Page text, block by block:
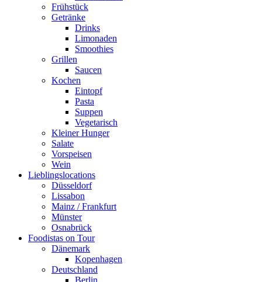
Frühstück
Getränke
Drinks
Limonaden
Smoothies
Grillen
Saucen
Kochen
Eintopf
Pasta
Suppen
Vegetarisch
Kleiner Hunger
Salate
Vorspeisen
Wein
Lieblingslocations
Düsseldorf
Lissabon
Mainz / Frankfurt
Münster
Osnabrück
Foodistas on Tour
Dänemark
Kopenhagen
Deutschland
Berlin